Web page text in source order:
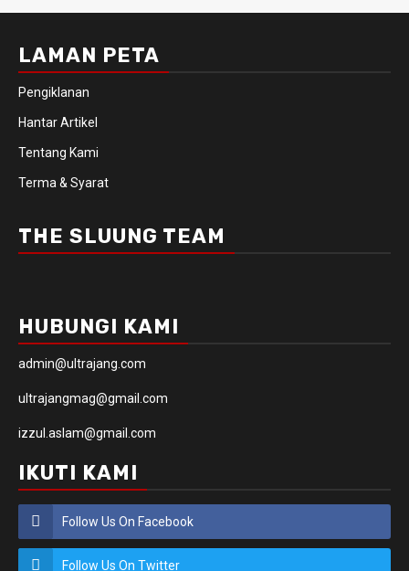
LAMAN PETA
Pengiklanan
Hantar Artikel
Tentang Kami
Terma & Syarat
THE SLUUNG TEAM
HUBUNGI KAMI
admin@ultrajang.com
ultrajangmag@gmail.com
izzul.aslam@gmail.com
IKUTI KAMI
Follow Us On Facebook
Follow Us On Twitter